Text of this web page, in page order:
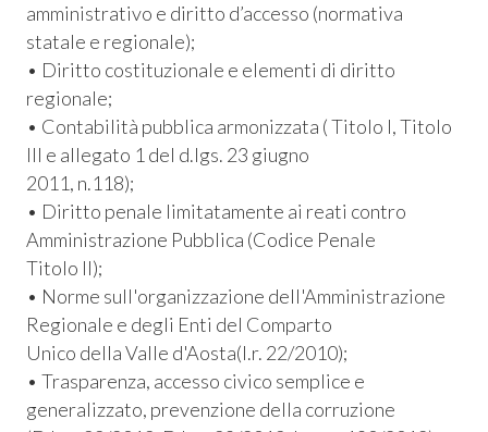
amministrativo e diritto d’accesso (normativa
statale e regionale);
• Diritto costituzionale e elementi di diritto
regionale;
• Contabilità pubblica armonizzata ( Titolo I, Titolo
III e allegato 1 del d.lgs. 23 giugno
2011, n.118);
• Diritto penale limitatamente ai reati contro
Amministrazione Pubblica (Codice Penale
Titolo II);
• Norme sull'organizzazione dell'Amministrazione
Regionale e degli Enti del Comparto
Unico della Valle d'Aosta(l.r. 22/2010);
• Trasparenza, accesso civico semplice e
generalizzato, prevenzione della corruzione